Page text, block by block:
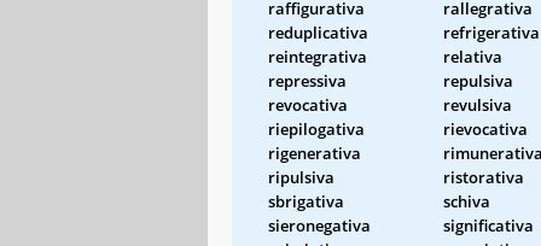
raffigurativa
rallegrativa
reduplicativa
refrigerativa
reintegrativa
relativa
repressiva
repulsiva
revocativa
revulsiva
riepilogativa
rievocativa
rigenerativa
ripulsiva
ristorativa
sbrigativa
schiva
sieronegativa
significativa